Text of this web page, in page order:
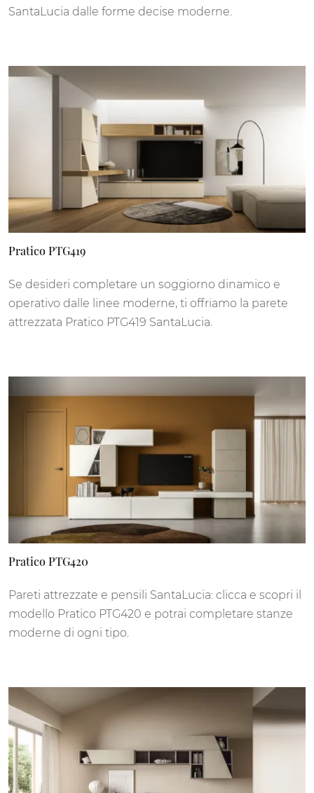
SantaLucia dalle forme decise moderne.
Pratico PTG419
Se desideri completare un soggiorno dinamico e
operativo dalle linee moderne, ti offriamo la parete
attrezzata Pratico PTG419 SantaLucia.
Pratico PTG420
Pareti attrezzate e pensili SantaLucia: clicca e scopri il
modello Pratico PTG420 e potrai completare stanze
moderne di ogni tipo.